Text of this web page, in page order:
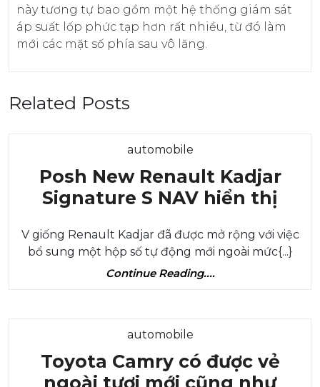
này tương tự bao gồm một hệ thống giám sát
áp suất lốp phức tạp hơn rất nhiều, từ đó làm
mới các mặt số phía sau vô lăng.
Related Posts
automobileCategory
Posh New Renault Kadjar
Signature S NAV hiển thị
thị
V giống Renault Kadjar đã được mở rộng với việc
bổ sung một hộp số tự động mới ngoài mức{...}
Continue Reading....Continue
automobileCategory
Toyota Camry có được vẻ